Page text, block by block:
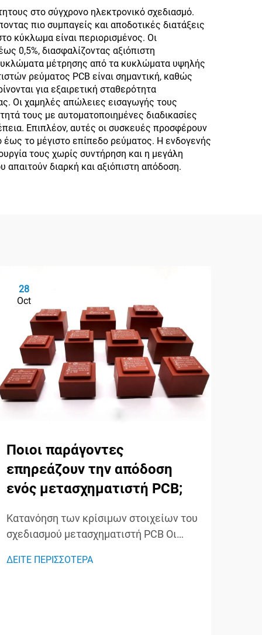
φερρίτη, τοροειδείς
πυρήνες, μαγνητικούς
δακτυλίους για είσοδο
110V και έξοδο 380V
στο σύγχρονο ηλεκτρονικό σχεδιασμό.
πιο συμπαγείς και αποδοτικές διατάξεις
κύκλωμα είναι περιορισμένος. Οι
0,5%, διασφαλίζοντας αξιόπιστη
μέτρησης από τα κυκλώματα υψηλής
ρεύματος PCB είναι σημαντική, καθώς
για εξαιρετική σταθερότητα
Οι χαμηλές απώλειες εισαγωγής τους
τους με αυτοματοποιημένες διαδικασίες
Επιπλέον, αυτές οι συσκευές προσφέρουν
έως το μέγιστο επίπεδο ρεύματος. Η ενδογενής
τους χωρίς συντήρηση και η μεγάλη
διαρκή και αξιόπιστη απόδοση.
28
Oct
Ποιοι παράγοντες
επηρεάζουν την απόδοση
ενός μετασχηματιστή PCB;
Κατανόηση των κρίσιμων στοιχείων του
σχεδιασμού μετασχηματιστή PCB Οι
προκαλέσει επανάσταση στη σύγχρονη
ΔΕΙΤΕ ΠΕΡΙΣΣΟΤΕΡΑ